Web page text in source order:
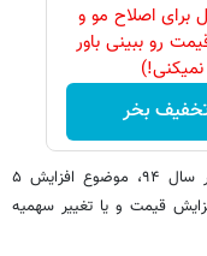
برای اصلاح مو و
رو ببینی باور
نمیکنی!)
بخر
از سوی دیگر، همزمان با واریز آخرین سهمیه بهار سال ۹۴، موضوع افزایش ۵
قیمت و یا تغییر سهمیه